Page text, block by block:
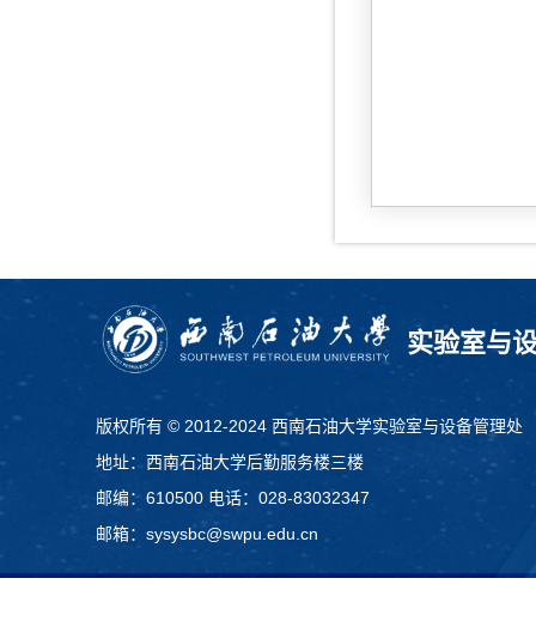
实验室与
版权所有 © 2012-2024 西南石油大学实验室与设备管理处
地址：西南石油大学后勤服务楼三楼
邮编：610500 电话：028-83032347
邮箱：sysysbc@swpu.edu.cn